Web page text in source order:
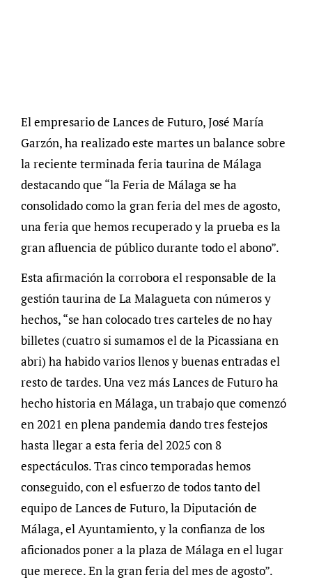
El empresario de Lances de Futuro, José María
Garzón, ha realizado este martes un balance sobre
la reciente terminada feria taurina de Málaga
destacando que “la Feria de Málaga se ha
consolidado como la gran feria del mes de agosto,
una feria que hemos recuperado y la prueba es la
gran afluencia de público durante todo el abono”.
Esta afirmación la corrobora el responsable de la
gestión taurina de La Malagueta con números y
hechos, “se han colocado tres carteles de no hay
billetes (cuatro si sumamos el de la Picassiana en
abri) ha habido varios llenos y buenas entradas el
resto de tardes. Una vez más Lances de Futuro ha
hecho historia en Málaga, un trabajo que comenzó
en 2021 en plena pandemia dando tres festejos
hasta llegar a esta feria del 2025 con 8
espectáculos. Tras cinco temporadas hemos
conseguido, con el esfuerzo de todos tanto del
equipo de Lances de Futuro, la Diputación de
Málaga, el Ayuntamiento, y la confianza de los
aficionados poner a la plaza de Málaga en el lugar
que merece. En la gran feria del mes de agosto”.